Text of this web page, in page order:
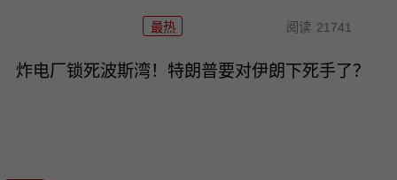
最热 阅读 21741
炸电厂锁死波斯湾！特朗普要对伊朗下死手了？